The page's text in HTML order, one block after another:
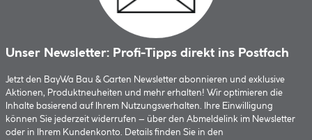
Unser Newsletter: Profi-Tipps direkt ins Postfach
Jetzt den BayWa Bau & Garten Newsletter abonnieren und exklusive
Aktionen, Produktneuheiten und mehr erhalten! Wir optimieren die
Inhalte basierend auf Ihrem Nutzungsverhalten. Ihre Einwilligung
können Sie jederzeit widerrufen – über den Abmeldelink im Newsletter
oder in Ihrem Kundenkonto. Details finden Sie in den